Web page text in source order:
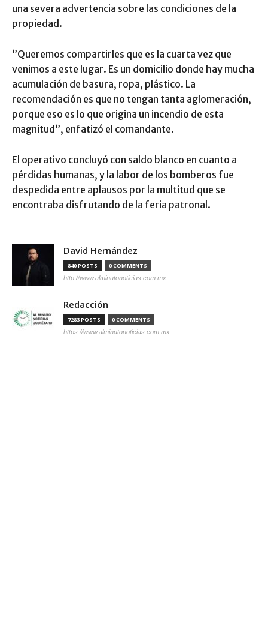
una severa advertencia sobre las condiciones de la
propiedad.
​”Queremos compartirles que es la cuarta vez que
venimos a este lugar. Es un domicilio donde hay mucha
acumulación de basura, ropa, plástico. La
recomendación es que no tengan tanta aglomeración,
porque eso es lo que origina un incendio de esta
magnitud”, enfatizó el comandante.
​El operativo concluyó con saldo blanco en cuanto a
pérdidas humanas, y la labor de los bomberos fue
despedida entre aplausos por la multitud que se
encontraba disfrutando de la feria patronal.
David Hernández
840 POSTS 0 COMMENTS
http://www.alminutonoticias.com.mx
Redacción
7283 POSTS 0 COMMENTS
https://www.alminutonoticias.com.mx